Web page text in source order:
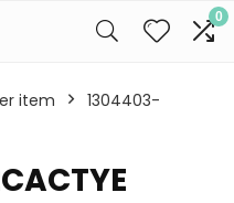
0
item
1304403-